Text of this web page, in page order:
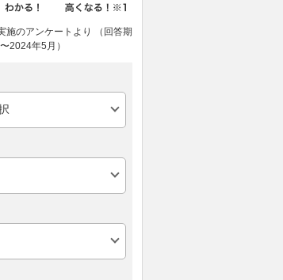
施のアンケートより （回答期
2024年5月）